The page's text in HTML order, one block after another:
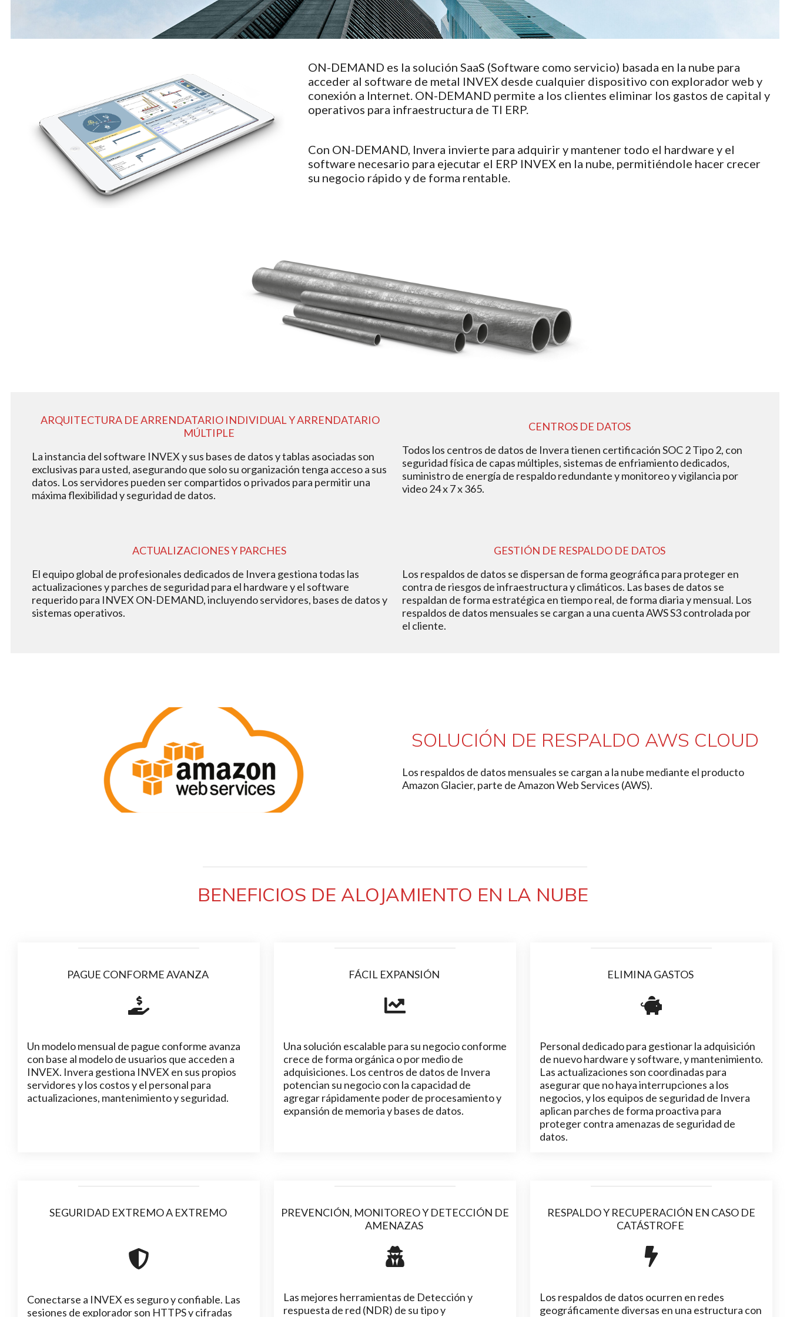
ON-DEMAND es la solución SaaS (Software como servicio) basada en la nube para
acceder al software de metal INVEX desde cualquier dispositivo con explorador web y
conexión a Internet. ON-DEMAND permite a los clientes eliminar los gastos de capital y
operativos para infraestructura de TI ERP.
Con ON-DEMAND, Invera invierte para adquirir y mantener todo el hardware y el
software necesario para ejecutar el ERP INVEX en la nube, permitiéndole hacer crecer
su negocio rápido y de forma rentable.
ARQUITECTURA DE ARRENDATARIO INDIVIDUAL Y ARRENDATARIO
MÚLTIPLE
La instancia del software INVEX y sus bases de datos y tablas asociadas son
exclusivas para usted, asegurando que solo su organización tenga acceso a sus
datos. Los servidores pueden ser compartidos o privados para permitir una
máxima flexibilidad y seguridad de datos.
CENTROS DE DATOS
Todos los centros de datos de Invera tienen certificación SOC 2 Tipo 2, con
seguridad física de capas múltiples, sistemas de enfriamiento dedicados,
suministro de energía de respaldo redundante y monitoreo y vigilancia por
video 24 x 7 x 365.
ACTUALIZACIONES Y PARCHES
El equipo global de profesionales dedicados de Invera gestiona todas las
actualizaciones y parches de seguridad para el hardware y el software
requerido para INVEX ON-DEMAND, incluyendo servidores, bases de datos y
sistemas operativos.
GESTIÓN DE RESPALDO DE DATOS
Los respaldos de datos se dispersan de forma geográfica para proteger en
contra de riesgos de infraestructura y climáticos. Las bases de datos se
respaldan de forma estratégica en tiempo real, de forma diaria y mensual. Los
respaldos de datos mensuales se cargan a una cuenta AWS S3 controlada por
el cliente.
SOLUCIÓN DE RESPALDO AWS CLOUD
Los respaldos de datos mensuales se cargan a la nube mediante el producto
Amazon Glacier, parte de Amazon Web Services (AWS).
BENEFICIOS DE ALOJAMIENTO EN LA NUBE
PAGUE CONFORME AVANZA
Un modelo mensual de pague conforme avanza
con base al modelo de usuarios que acceden a
INVEX. Invera gestiona INVEX en sus propios
servidores y los costos y el personal para
actualizaciones, mantenimiento y seguridad.
FÁCIL EXPANSIÓN
Una solución escalable para su negocio conforme
crece de forma orgánica o por medio de
adquisiciones. Los centros de datos de Invera
potencian su negocio con la capacidad de
agregar rápidamente poder de procesamiento y
expansión de memoria y bases de datos.
ELIMINA GASTOS
Personal dedicado para gestionar la adquisición
de nuevo hardware y software, y mantenimiento.
Las actualizaciones son coordinadas para
asegurar que no haya interrupciones a los
negocios, y los equipos de seguridad de Invera
aplican parches de forma proactiva para
proteger contra amenazas de seguridad de
datos.
SEGURIDAD EXTREMO A EXTREMO
Conectarse a INVEX es seguro y confiable. Las
sesiones de explorador son HTTPS y cifradas
PREVENCIÓN, MONITOREO Y DETECCIÓN DE
AMENAZAS
Las mejores herramientas de Detección y
respuesta de red (NDR) de su tipo y
RESPALDO Y RECUPERACIÓN EN CASO DE
CATÁSTROFE
Los respaldos de datos ocurren en redes
geográficamente diversas en una estructura con